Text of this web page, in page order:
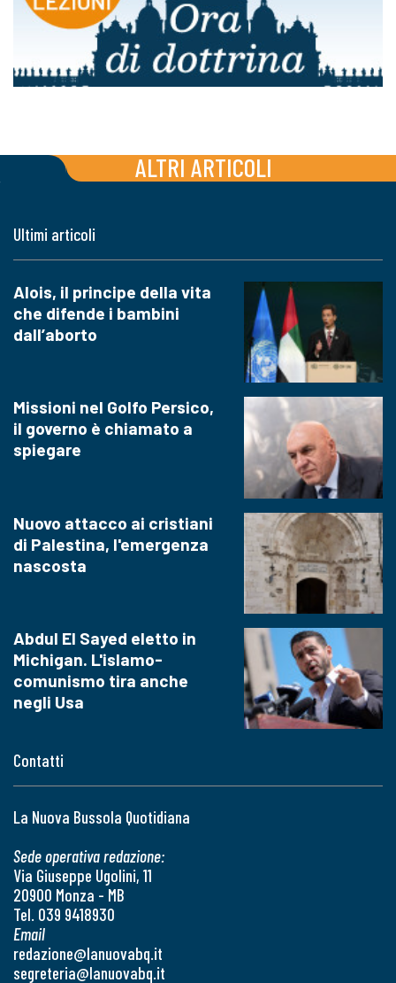
ALTRI ARTICOLI
Contatti
La Nuova Bussola Quotidiana
Sede operativa redazione:
Via Giuseppe Ugolini, 11
20900 Monza - MB
Tel. 039 9418930
Email
redazione@lanuovabq.it
segreteria@lanuovabq.it
Ultimi articoli
Alois, il principe della vita
che difende i bambini
dall’aborto
Missioni nel Golfo Persico,
il governo è chiamato a
spiegare
Nuovo attacco ai cristiani
di Palestina, l'emergenza
nascosta
Abdul El Sayed eletto in
Michigan. L'islamo-
comunismo tira anche
negli Usa